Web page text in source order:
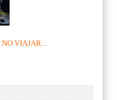
VIAJAR...